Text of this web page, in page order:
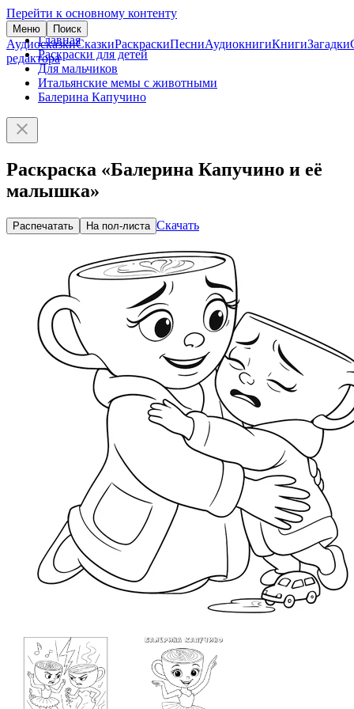
Перейти к основному контенту
Меню Поиск
АудиосказкиСказкиРаскраскиПесниАудиокнигиКнигиЗагадки
редактора
Главная
Раскраски для детей
Для мальчиков
Итальянские мемы с животными
Балерина Капучино
Раскраска «Балерина Капучино и её
малышка»
Распечатать На пол-листа Скачать